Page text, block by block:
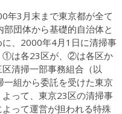
3月末まで東京都が全て
団体から基礎的自治体と
、2000年4月1日に清掃事
①は各23区が、②は各区か
清掃一部事務組合（以
組から委託を受けた東京
って、東京23区の清掃事
って運営が担われる特殊